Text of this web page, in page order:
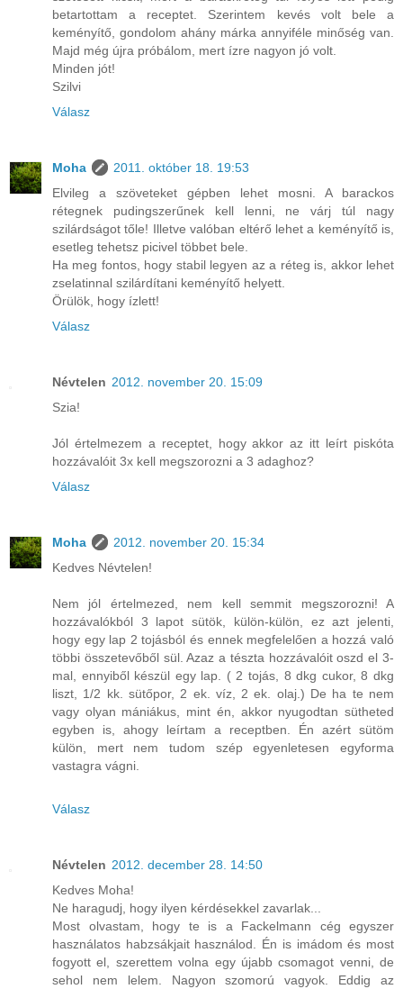
betartottam a receptet. Szerintem kevés volt bele a
keményítő, gondolom ahány márka annyiféle minőség van.
Majd még újra próbálom, mert ízre nagyon jó volt.
Minden jót!
Szilvi
Válasz
Moha
2011. október 18. 19:53
Elvileg a szöveteket gépben lehet mosni. A barackos
rétegnek pudingszerűnek kell lenni, ne várj túl nagy
szilárdságot tőle! Illetve valóban eltérő lehet a keményítő is,
esetleg tehetsz picivel többet bele.
Ha meg fontos, hogy stabil legyen az a réteg is, akkor lehet
zselatinnal szilárdítani keményítő helyett.
Örülök, hogy ízlett!
Válasz
Névtelen 2012. november 20. 15:09
Szia!
Jól értelmezem a receptet, hogy akkor az itt leírt piskóta
hozzávalóit 3x kell megszorozni a 3 adaghoz?
Válasz
Moha
2012. november 20. 15:34
Kedves Névtelen!
Nem jól értelmezed, nem kell semmit megszorozni! A
hozzávalókból 3 lapot sütök, külön-külön, ez azt jelenti,
hogy egy lap 2 tojásból és ennek megfelelően a hozzá való
többi összetevőből sül. Azaz a tészta hozzávalóit oszd el 3-
mal, ennyiből készül egy lap. ( 2 tojás, 8 dkg cukor, 8 dkg
liszt, 1/2 kk. sütőpor, 2 ek. víz, 2 ek. olaj.) De ha te nem
vagy olyan mániákus, mint én, akkor nyugodtan sütheted
egyben is, ahogy leírtam a receptben. Én azért sütöm
külön, mert nem tudom szép egyenletesen egyforma
vastagra vágni.
Válasz
Névtelen 2012. december 28. 14:50
Kedves Moha!
Ne haragudj, hogy ilyen kérdésekkel zavarlak...
Most olvastam, hogy te is a Fackelmann cég egyszer
használatos habzsákjait használod. Én is imádom és most
fogyott el, szerettem volna egy újabb csomagot venni, de
sehol nem lelem. Nagyon szomorú vagyok. Eddig az